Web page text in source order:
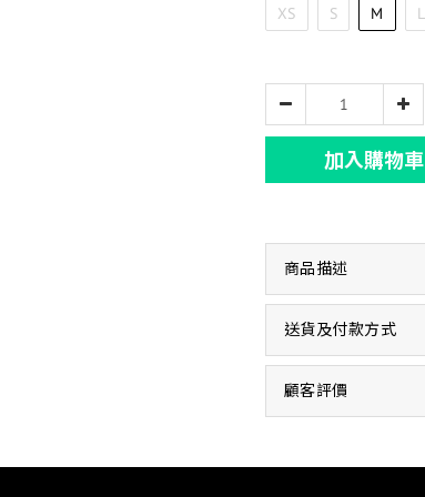
XS S M L
加入購物車
商品描述
送貨及付款方式
顧客評價